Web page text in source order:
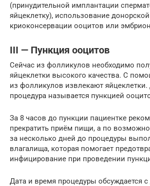
(принудительной имплантации
яйцеклетку), использование
криоконсервации ооцитов или
III — Пункция ооцитов
Сейчас из фолликулов необходимо
яйцеклетки высокого качества. С
из фолликулов извлекают яйцеклетки.
процедура называется пункцией
За 8 часов до пункции пациентке
прекратить приём пищи, а по
за несколько дней до процедуры
влагалища, которая помогает
инфицирование при проведении
Дата и время процедуры обсуждается